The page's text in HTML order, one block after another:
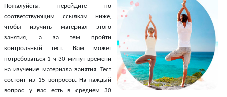
Пожалуйста, перейдите по
соответствующим ссылкам ниже,
чтобы изучить материал этого
занятия, а за тем пройти
контрольный тест. Вам может
потребоваться 1 ч 30 минут времени
на изучение материала занятия. Тест
состоит из 15 вопросов. На каждый
вопрос у вас есть в среднем 30